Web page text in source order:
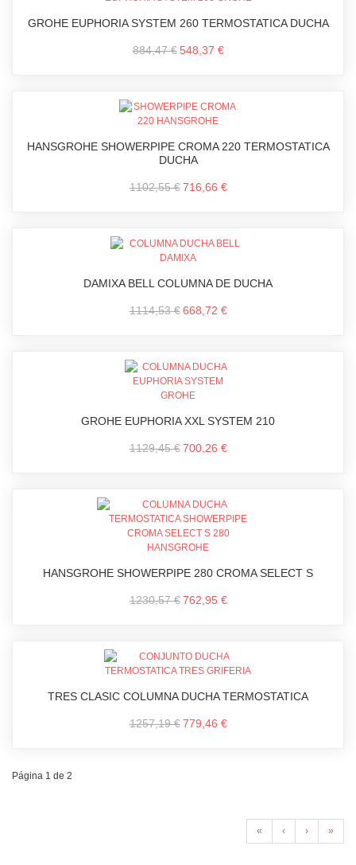
GROHE EUPHORIA SYSTEM 260 TERMOSTATICA DUCHA
884,47 € 548,37 €
HANSGROHE SHOWERPIPE CROMA 220 TERMOSTATICA
DUCHA
1102,55 € 716,66 €
DAMIXA BELL COLUMNA DE DUCHA
1114,53 € 668,72 €
GROHE EUPHORIA XXL SYSTEM 210
1129,45 € 700,26 €
HANSGROHE SHOWERPIPE 280 CROMA SELECT S
1230,57 € 762,95 €
TRES CLASIC COLUMNA DUCHA TERMOSTATICA
1257,19 € 779,46 €
Página 1 de 2
« ‹ › »